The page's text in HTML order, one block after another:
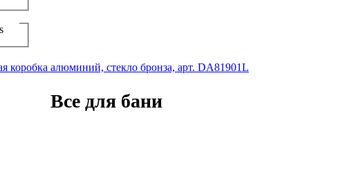
алюминий, стекло бронза, арт. DA81901L
Все для бани